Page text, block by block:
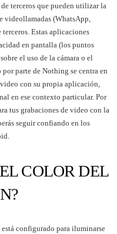
terceros que pueden utilizar la
videollamadas (WhatsApp,
Estas aplicaciones
en pantalla (los puntos
el uso de la cámara o el
parte de Nothing se centra en
con su propia aplicación,
en ese contexto particular. Por
tus grabaciones de video con la
seguir confiando en los
COLOR DEL
está configurado para iluminarse